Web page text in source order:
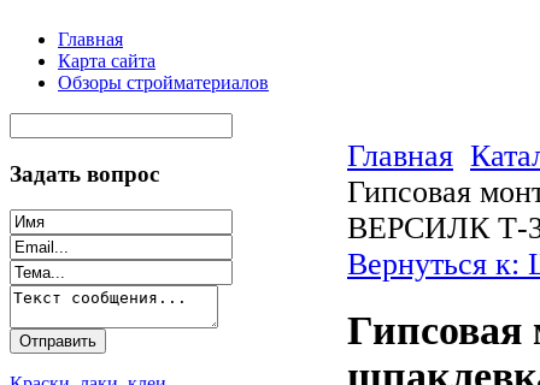
Главная
Карта сайта
Обзоры стройматериалов
Задать вопрос
Главная
Гипсовая
ВЕРСИЛК Т-
Вернуться к: